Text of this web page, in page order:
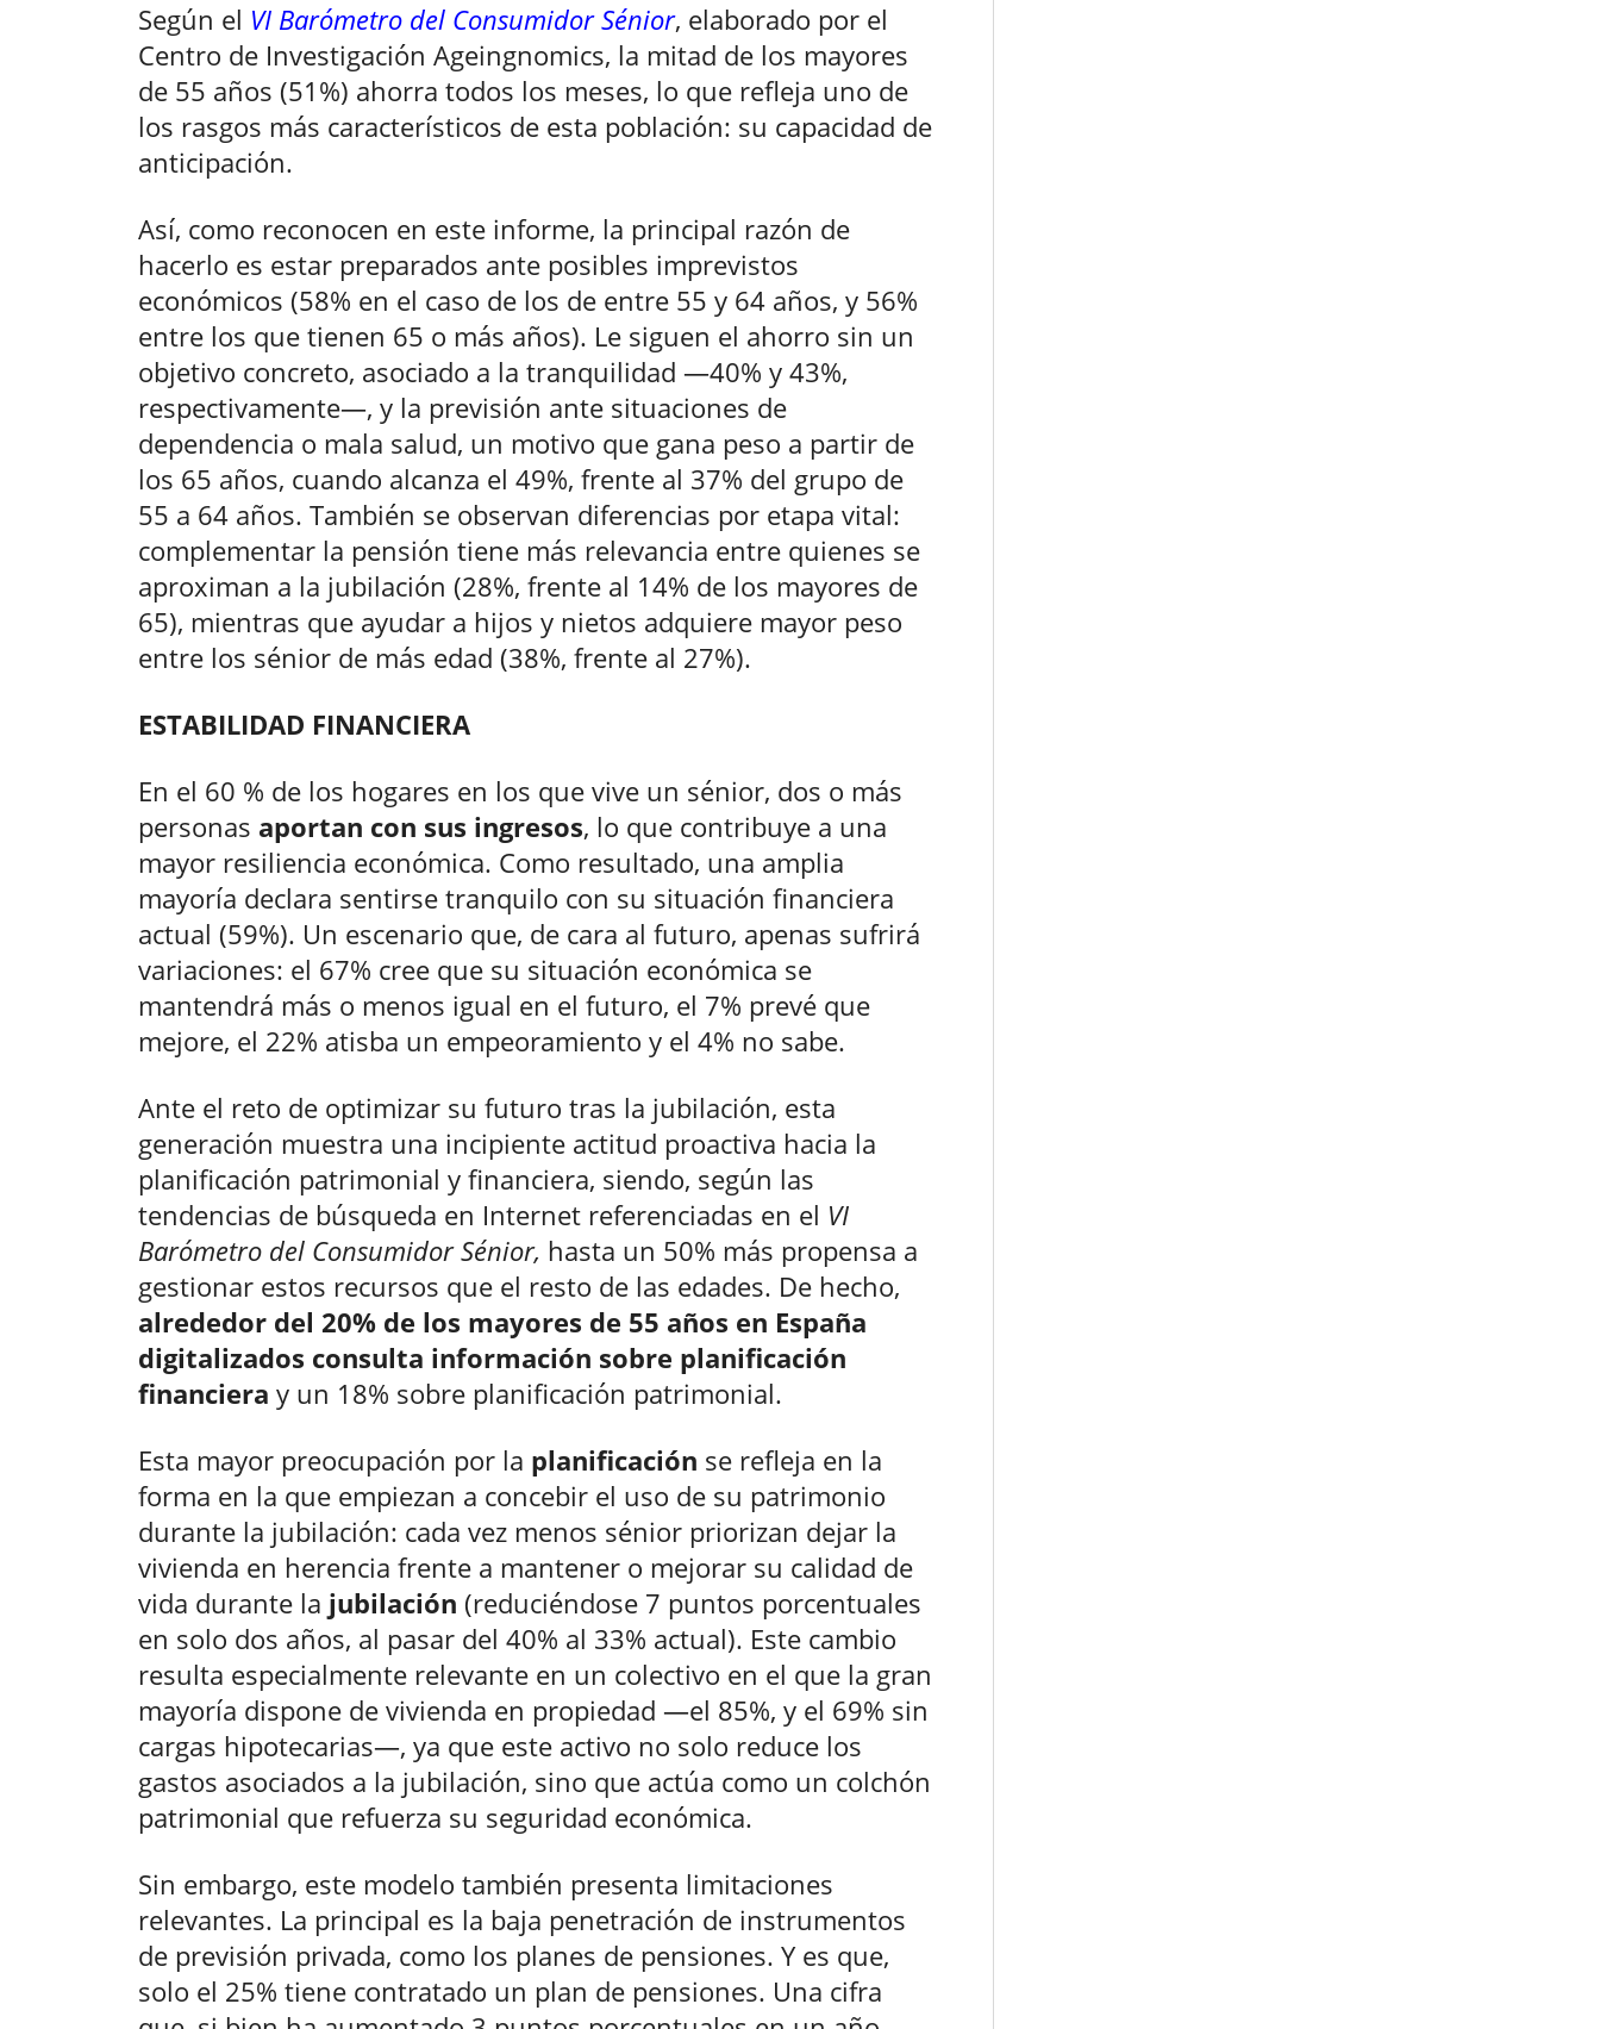
Según el VI Barómetro del Consumidor Sénior, elaborado por el
Centro de Investigación Ageingnomics, la mitad de los mayores
de 55 años (51%) ahorra todos los meses, lo que refleja uno de
los rasgos más característicos de esta población: su capacidad de
anticipación.
Así, como reconocen en este informe, la principal razón de
hacerlo es estar preparados ante posibles imprevistos
económicos (58% en el caso de los de entre 55 y 64 años, y 56%
entre los que tienen 65 o más años). Le siguen el ahorro sin un
objetivo concreto, asociado a la tranquilidad —40% y 43%,
respectivamente—, y la previsión ante situaciones de
dependencia o mala salud, un motivo que gana peso a partir de
los 65 años, cuando alcanza el 49%, frente al 37% del grupo de
55 a 64 años. También se observan diferencias por etapa vital:
complementar la pensión tiene más relevancia entre quienes se
aproximan a la jubilación (28%, frente al 14% de los mayores de
65), mientras que ayudar a hijos y nietos adquiere mayor peso
entre los sénior de más edad (38%, frente al 27%).
ESTABILIDAD FINANCIERA
En el 60 % de los hogares en los que vive un sénior, dos o más
personas aportan con sus ingresos, lo que contribuye a una
mayor resiliencia económica. Como resultado, una amplia
mayoría declara sentirse tranquilo con su situación financiera
actual (59%). Un escenario que, de cara al futuro, apenas sufrirá
variaciones: el 67% cree que su situación económica se
mantendrá más o menos igual en el futuro, el 7% prevé que
mejore, el 22% atisba un empeoramiento y el 4% no sabe.
Ante el reto de optimizar su futuro tras la jubilación, esta
generación muestra una incipiente actitud proactiva hacia la
planificación patrimonial y financiera, siendo, según las
tendencias de búsqueda en Internet referenciadas en el VI
Barómetro del Consumidor Sénior, hasta un 50% más propensa a
gestionar estos recursos que el resto de las edades. De hecho,
alrededor del 20% de los mayores de 55 años en España
digitalizados consulta información sobre planificación
financiera y un 18% sobre planificación patrimonial.
Esta mayor preocupación por la planificación se refleja en la
forma en la que empiezan a concebir el uso de su patrimonio
durante la jubilación: cada vez menos sénior priorizan dejar la
vivienda en herencia frente a mantener o mejorar su calidad de
vida durante la jubilación (reduciéndose 7 puntos porcentuales
en solo dos años, al pasar del 40% al 33% actual). Este cambio
resulta especialmente relevante en un colectivo en el que la gran
mayoría dispone de vivienda en propiedad —el 85%, y el 69% sin
cargas hipotecarias—, ya que este activo no solo reduce los
gastos asociados a la jubilación, sino que actúa como un colchón
patrimonial que refuerza su seguridad económica.
Sin embargo, este modelo también presenta limitaciones
relevantes. La principal es la baja penetración de instrumentos
de previsión privada, como los planes de pensiones. Y es que,
solo el 25% tiene contratado un plan de pensiones. Una cifra